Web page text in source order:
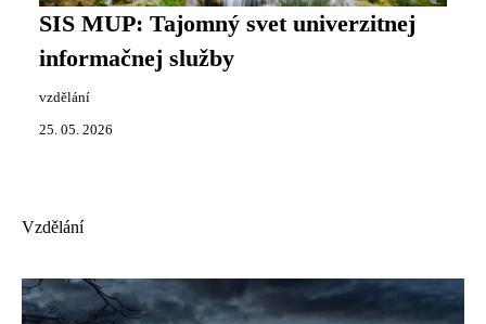
SIS MUP: Tajomný svet univerzitnej
informačnej služby
vzdělání
25. 05. 2026
Vzdělání